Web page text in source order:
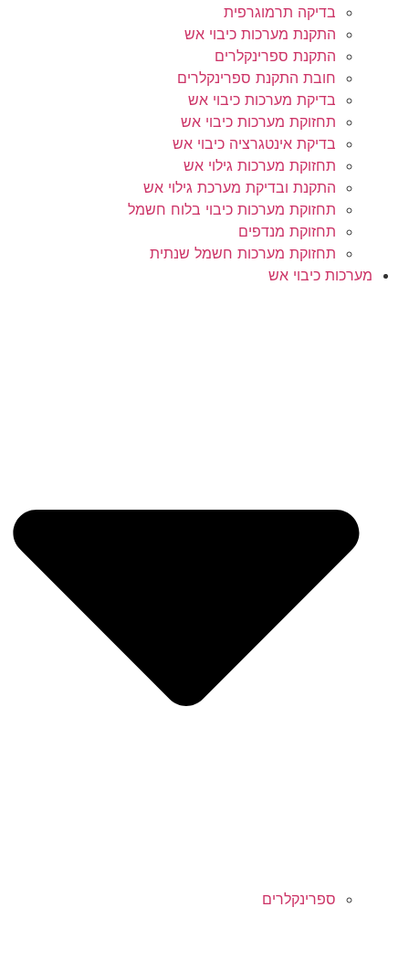
בדיקה תרמוגרפית
התקנת מערכות כיבוי אש
התקנת ספרינקלרים
חובת התקנת ספרינקלרים
בדיקת מערכות כיבוי אש
תחזוקת מערכות כיבוי אש
בדיקת אינטגרציה כיבוי אש
תחזוקת מערכות גילוי אש
התקנת ובדיקת מערכת גילוי אש
תחזוקת מערכות כיבוי בלוח חשמל
תחזוקת מנדפים
תחזוקת מערכות חשמל שנתית
מערכות כיבוי אש
ספרינקלרים